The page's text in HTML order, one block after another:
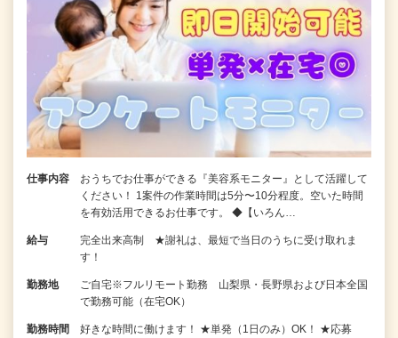
仕事内容
おうちでお仕事ができる『美容系モニター』として活躍して
ください！ 1案件の作業時間は5分〜10分程度。空いた時間
を有効活用できるお仕事です。 ◆【いろん…
給与
完全出来高制 ★謝礼は、最短で当日のうちに受け取れま
す！
勤務地
ご自宅※フルリモート勤務 山梨県・長野県および日本全国
で勤務可能（在宅OK）
勤務時間
好きな時間に働けます！ ★単発（1日のみ）OK！ ★応募